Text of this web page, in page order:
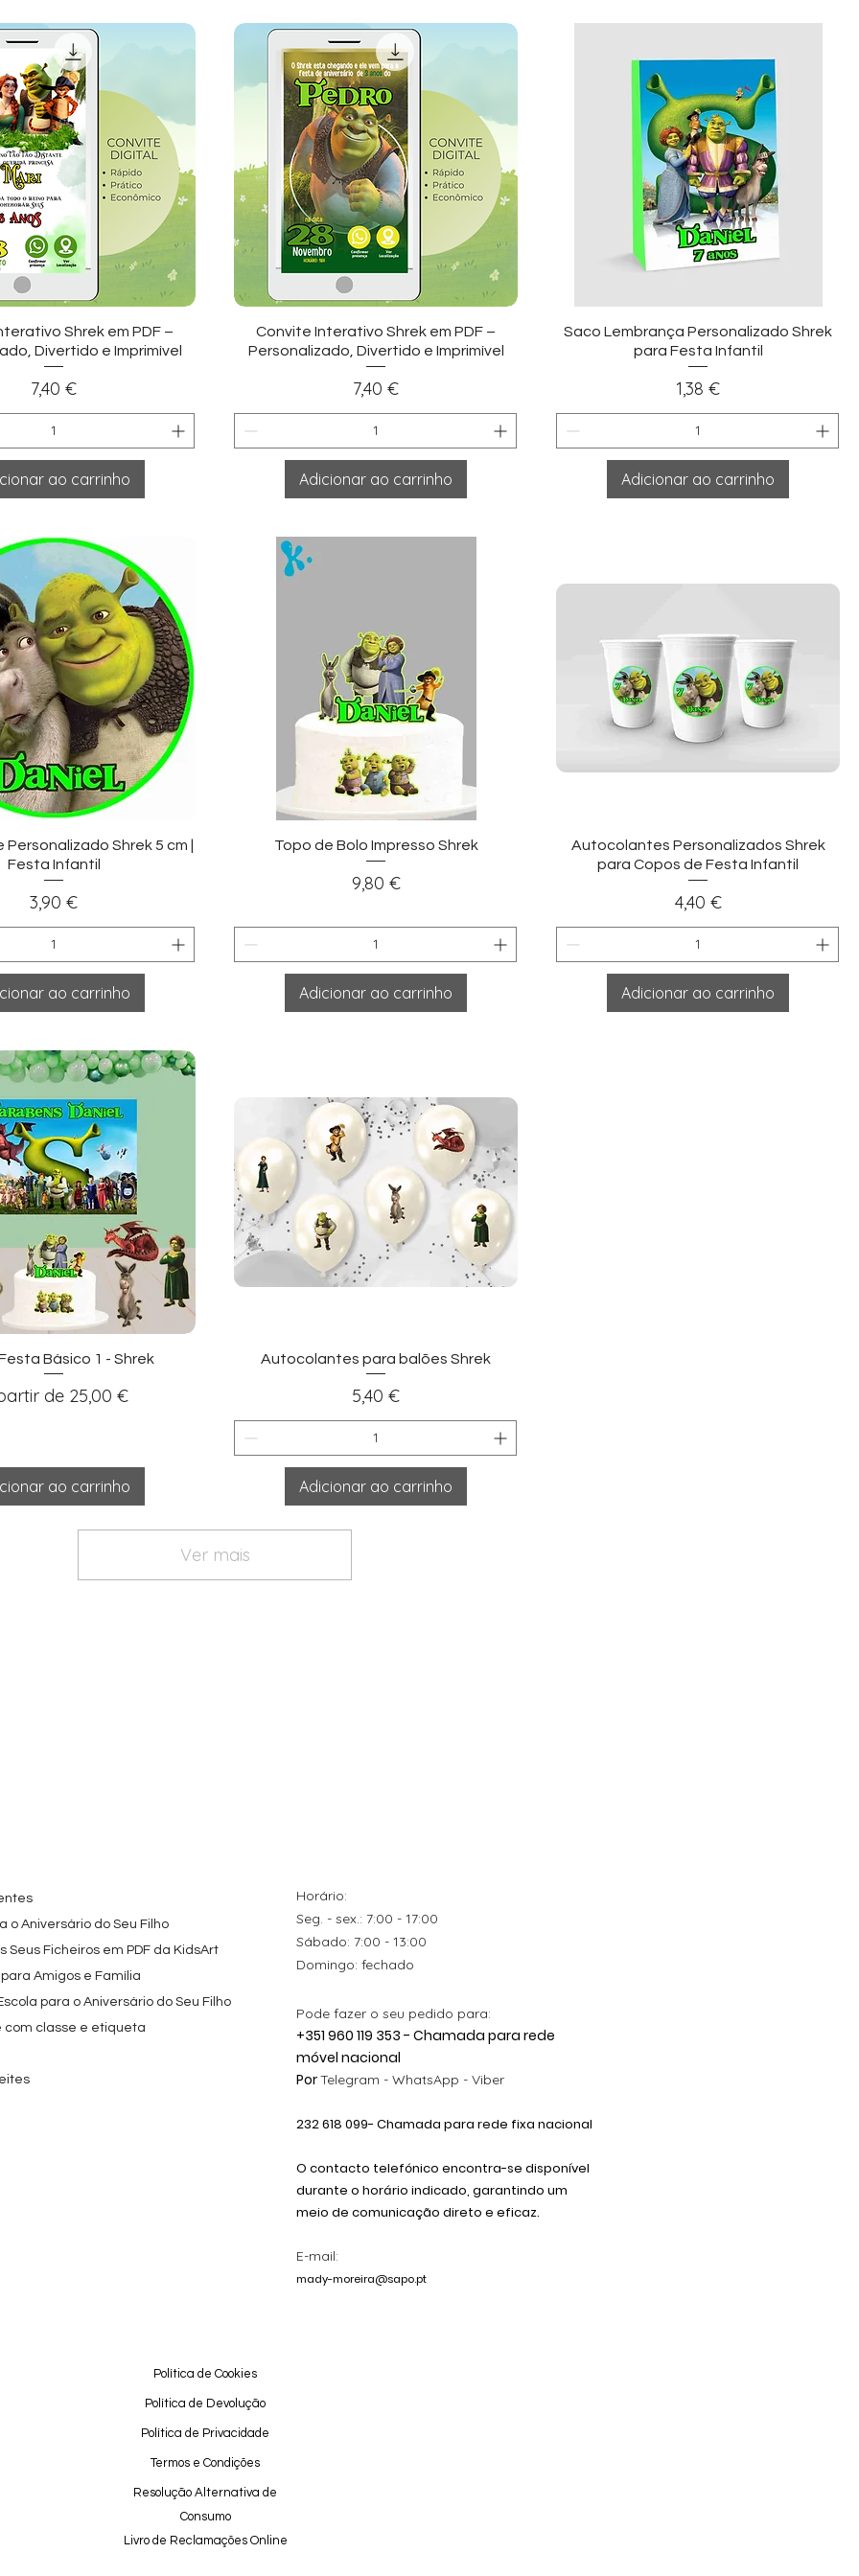
rápida
Shrek em PDF –
Divertido e Imprimível
Preço
7,40 €
ao carrinho
Visualização rápida
Convite Interativo Shrek em PDF –
Personalizado, Divertido e Imprimível
Preço
7,40 €
Adicionar ao carrinho
Visualização rápida
Saco Lembrança Personalizado Shrek
para Festa Infantil
Preço
1,38 €
Adicionar ao carrinho
rápida
Shrek 5 cm |
Festa Infantil
Preço
3,90 €
ao carrinho
Visualização rápida
Topo de Bolo Impresso Shrek
Preço
9,80 €
Adicionar ao carrinho
Visualização rápida
Autocolantes Personalizados Shrek
para Copos de Festa Infantil
Preço
4,40 €
Adicionar ao carrinho
rápida
Básico 1 - Shrek
de 25,00 €
promocional
ao carrinho
Visualização rápida
Autocolantes para balões Shrek
Preço
5,40 €
Adicionar ao carrinho
Ver mais
o Aniversário do Seu Filho
Seus Ficheiros em PDF da KidsArt
Amigos e Família
para o Aniversário do Seu Filho
com classe e etiqueta
Horário:
Seg. - sex.: 7:00 - 17:00
​​Sábado: 7:00 - 13:00
​Domingo: fechado
Pode fazer o seu pedido para:
+351 960 119 353 - Chamada para rede
móvel nacional
PorTelegram - WhatsApp - Viber
232 618 099- Chamada para rede fixa nacional
O contacto telefónico encontra-se disponível
durante o horário indicado, garantindo um
meio de comunicação direto e eficaz.
E-mail:
mady-moreira@sapo.pt
Política de Cookies
Política de Devolução
Política de Privacidade
Termos e Condições
Resolução Alternativa de
Consumo
Livro de Reclamações Online